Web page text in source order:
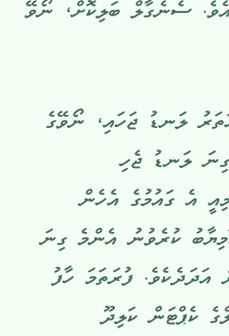
ސެނެގާލް ބަލިކޮށް، ނޯވޭ
ލަނޑު ޖަހައި، ނޯވޭގެ
ލަނޑު ޖެހި
އެ ގައުމުގެ އެހެން
ކުރެވުނު އެންމެ ގިނަ
ފުރަތަމަ ހާފު
ކެޕްޓަން ކަލިދޫ